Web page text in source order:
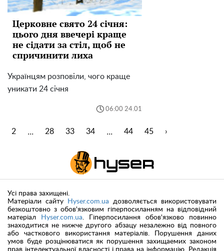
Церковне свято 24 січня:
цього дня ввечері краще
не сідати за стіл, щоб не
спричинити лиха
Українцям розповіли, чого краще
уникати 24 січня
06:00 24.01
2 ... 28 33 34 ... 44 45 ›
Усі права захищені.
Матеріали сайту
Hyser.com.ua дозволяється використовувати
безкоштовно з обов'язковим гіперпосиланням на відповідний
матеріал
Hyser.com.ua. Гіперпосилання обов'язково повинно
знаходитися не нижче другого абзацу незалежно від повного
або часткового використання матеріалів. Порушення даних
умов буде розцінюватися як порушення захищаемих законом
прав інтелектуальної власності і права на інформацію. Редакція